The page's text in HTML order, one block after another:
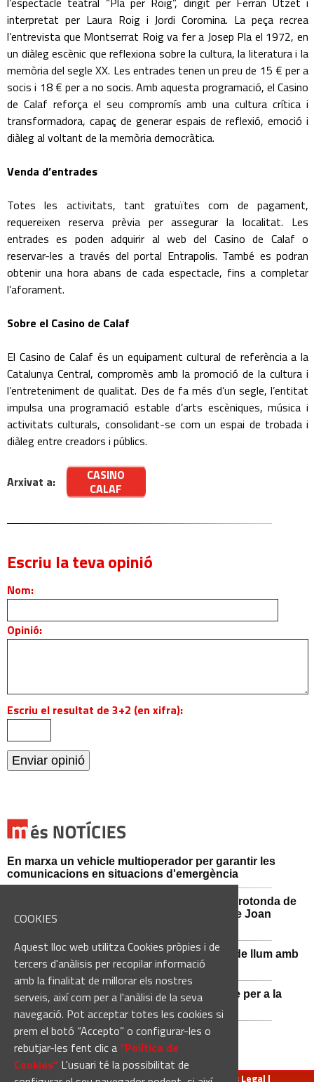
COOKIES
Aquest lloc web utilitza Cookies pròpies i de
tercers d'anàlisis per recopilar informació
amb la finalitat de millorar els nostres
serveis, així com per a l'anàlisi de la seva
navegació. Pot acceptar totes les cookies si
prem el botó “Accepto” o configurar-les o
rebutjar-les fent clic a“Política de
Cookies“ L'usuari té la possibilitat de
interpretat per Laura Roig i Jordi Coromina. La peça recrea
l’entrevista que Montserrat Roig va fer a Josep Pla el 1972, en
un diàleg escènic que reflexiona sobre la cultura, la literatura i la
memòria del segle XX. Les entrades tenen un preu de 15 € per a
socis i 18 € per a no socis. Amb aquesta programació, el Casino
de Calaf reforça el seu compromís amb una cultura crítica i
transformadora, capaç de generar espais de reflexió, emoció i
diàleg al voltant de la memòria democràtica.
Venda d’entrades
Totes les activitats, tant gratuïtes com de pagament,
requereixen reserva prèvia per assegurar la localitat. Les
entrades es poden adquirir al web del Casino de Calaf o
reservar-les a través del portal Entrapolis. També es podran
obtenir una hora abans de cada espectacle, fins a completar
l’aforament.
Sobre el Casino de Calaf
El Casino de Calaf és un equipament cultural de referència a la
Catalunya Central, compromès amb la promoció de la cultura i
l’entreteniment de qualitat. Des de fa més d’un segle, l’entitat
impulsa una programació estable d’arts escèniques, música i
activitats culturals, consolidant-se com un espai de trobada i
diàleg entre creadors i públics.
Arxivat a:
CASINO
CALAF
Escriu la teva opinió
Nom:
Opinió:
Escriu el resultat de 3+2 (en xifra):
En marxa un vehicle multioperador per garantir les
comunicacions en situacions d'emergència
Afectacions al trànsit aquest divendres a la rotonda de
l'Avinguda dels Dolors amb el carrer Alcalde Joan
Selves
Sant Vicenç de Castellet renova 570 punts de llum amb
tecnologia LED
Castellbell i el Vilar adquireix un nou vehicle per a la
Guàrdia Municipal
redaccio@manresadiari.cat|Qui som Avís Legal |